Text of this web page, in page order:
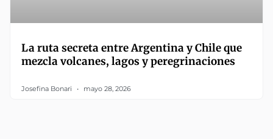
La ruta secreta entre Argentina y Chile que
mezcla volcanes, lagos y peregrinaciones
Josefina Bonari mayo 28, 2026